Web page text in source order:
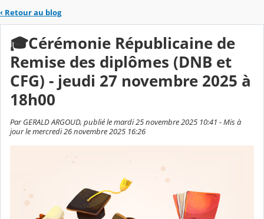
‹ Retour au blog
🎓Cérémonie Républicaine de
Remise des diplômes (DNB et
CFG) - jeudi 27 novembre 2025 à
18h00
Par GERALD ARGOUD, publié le mardi 25 novembre 2025 10:41 - Mis à
jour le mercredi 26 novembre 2025 16:26